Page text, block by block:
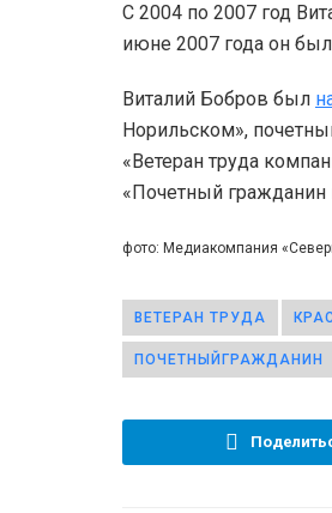
С 2004 по 2007 год
июне 2007 года он
Виталий Бобров был
Норильском»,
«Ветеран труда
«Почетный гражданин
фото: Медиакомпания
ВЕТЕРАН ТРУДА
ПОЧЕТНЫЙГРАЖДАНИН